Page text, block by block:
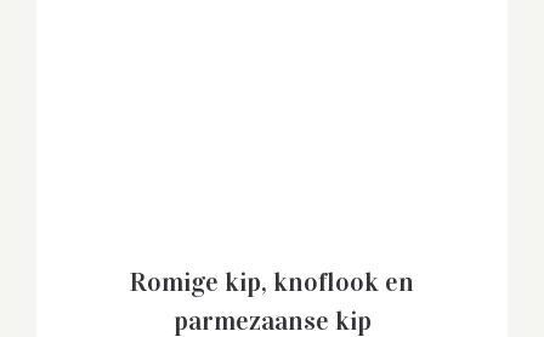
Romige kip, knoflook en
parmezaanse kip